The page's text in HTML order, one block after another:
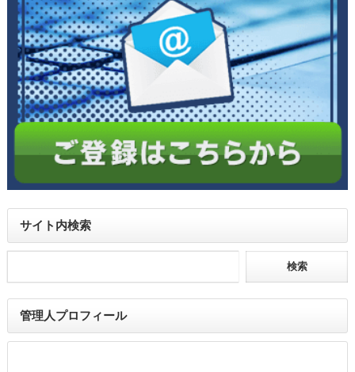
サイト内検索
管理人プロフィール